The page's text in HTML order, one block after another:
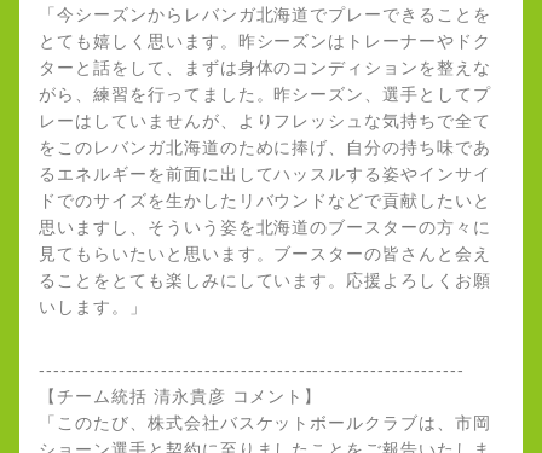
「今シーズンからレバンガ北海道でプレーできることを
とても嬉しく思います。昨シーズンはトレーナーやドク
ターと話をして、まずは身体のコンディションを整えな
がら、練習を行ってました。昨シーズン、選手としてプ
レーはしていませんが、よりフレッシュな気持ちで全て
をこのレバンガ北海道のために捧げ、自分の持ち味であ
るエネルギーを前面に出してハッスルする姿やインサイ
ドでのサイズを生かしたリバウンドなどで貢献したいと
思いますし、そういう姿を北海道のブースターの方々に
見てもらいたいと思います。ブースターの皆さんと会え
ることをとても楽しみにしています。応援よろしくお願
いします。」
-----------------------------------------------------------
【チーム統括 清永貴彦 コメント】
「このたび、株式会社バスケットボールクラブは、市岡